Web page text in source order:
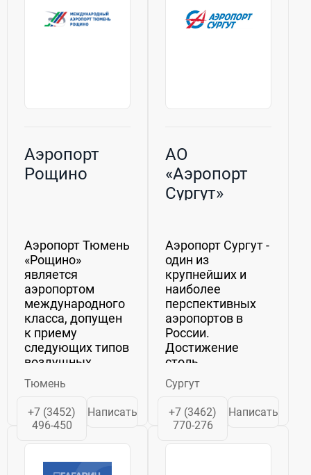
Аэропорт
Рощино
Аэропорт Тюмень
«Рощино»
является
аэропортом
международного
класса, допущен
к приему
следующих типов
воздушных
судов: Боинг-777
и его
модификации,Боинг-767-
200 и его
300 и его
модификации,А-330 и
Тюмень
+7 (3452)
496-450
Написать
АО
«Аэропорт
Сургут»
Аэропорт Сургут -
один из
крупнейших и
наиболее
перспективных
аэропортов в
России.
Достижение
столь
значительных
результатов
стало
возможным
активной
Сургут
+7 (3462)
770-276
Написать